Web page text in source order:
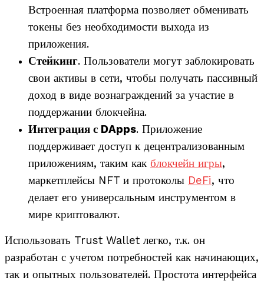
Встроенная платформа позволяет обменивать
токены без необходимости выхода из
приложения.
Стейкинг. Пользователи могут заблокировать
свои активы в сети, чтобы получать пассивный
доход в виде вознаграждений за участие в
поддержании блокчейна.
Интеграция с DApps. Приложение
поддерживает доступ к децентрализованным
приложениям, таким как блокчейн игры,
маркетплейсы NFT и протоколы DeFi, что
делает его универсальным инструментом в
мире криптовалют.
Использовать Trust Wallet легко, т.к. он
разработан с учетом потребностей как начинающих,
так и опытных пользователей. Простота интерфейса